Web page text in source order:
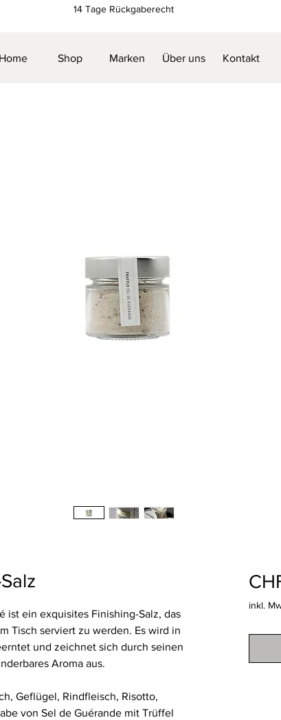
14 Tage Rückgaberecht
Home Shop Marken Über uns Kontakt
ist ein exquisites Finishing-Salz, das
Tisch serviert zu werden. Es wird in
und zeichnet sich durch seinen
Aroma aus.
Geflügel, Rindfleisch, Risotto,
von Sel de Guérande mit Trüffel
inkl.